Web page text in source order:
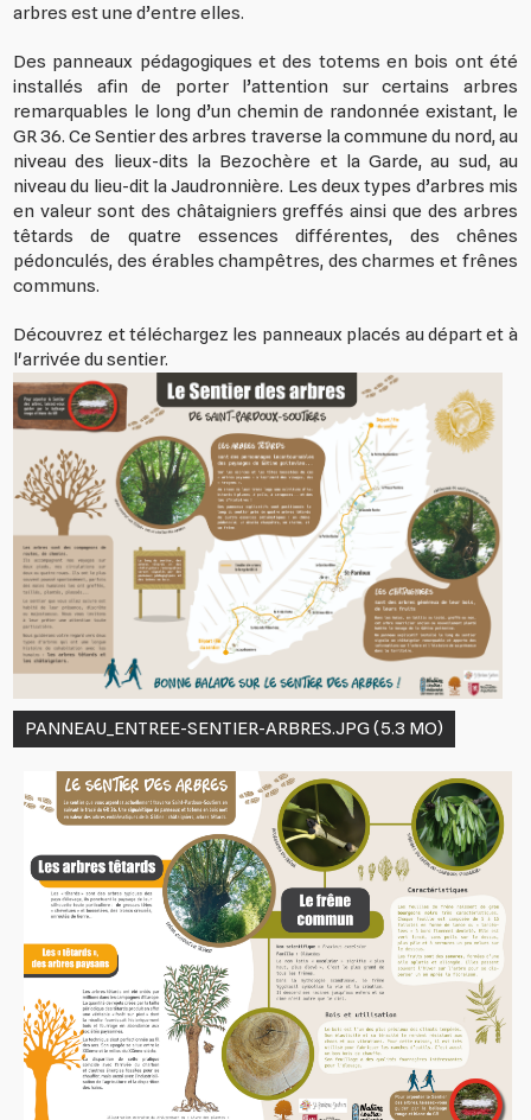
arbres est une d’entre elles.
Des panneaux pédagogiques et des totems en bois ont été
installés afin de porter l’attention sur certains arbres
remarquables le long d’un chemin de randonnée existant, le
GR 36. Ce Sentier des arbres traverse la commune du nord, au
niveau des lieux-dits la Bezochère et la Garde, au sud, au
niveau du lieu-dit la Jaudronnière. Les deux types d’arbres mis
en valeur sont des châtaigniers greffés ainsi que des arbres
têtards de quatre essences différentes, des chênes
pédonculés, des érables champêtres, des charmes et frênes
communs.
Découvrez et téléchargez les panneaux placés au départ et à
l'arrivée du sentier.
PANNEAU_ENTREE-SENTIER-ARBRES.JPG(5.3 MO)